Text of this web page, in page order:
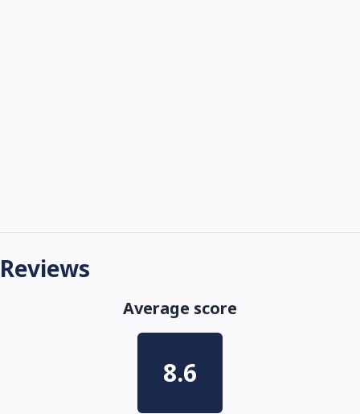
Reviews
Average score
8.6